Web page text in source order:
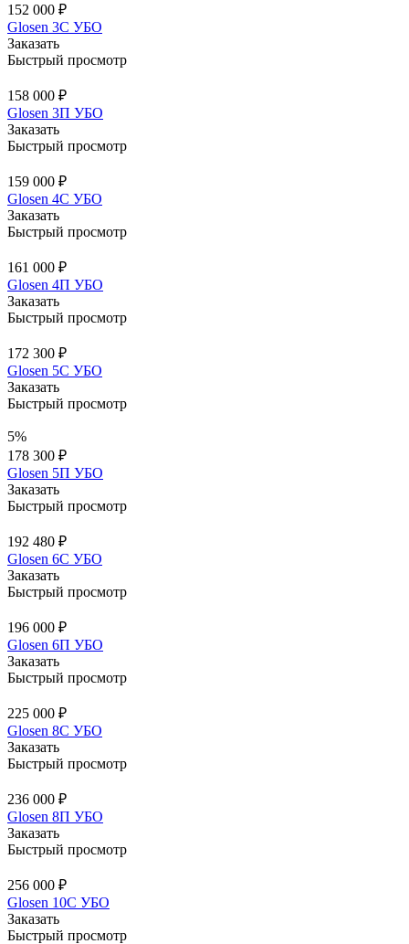
152 000 ₽
Glosen 3C УБО
Заказать
Быстрый просмотр
158 000 ₽
Glosen 3П УБО
Заказать
Быстрый просмотр
159 000 ₽
Glosen 4С УБО
Заказать
Быстрый просмотр
161 000 ₽
Glosen 4П УБО
Заказать
Быстрый просмотр
172 300 ₽
Glosen 5C УБО
Заказать
Быстрый просмотр
5%
178 300 ₽
Glosen 5П УБО
Заказать
Быстрый просмотр
192 480 ₽
Glosen 6C УБО
Заказать
Быстрый просмотр
196 000 ₽
Glosen 6П УБО
Заказать
Быстрый просмотр
225 000 ₽
Glosen 8С УБО
Заказать
Быстрый просмотр
236 000 ₽
Glosen 8П УБО
Заказать
Быстрый просмотр
256 000 ₽
Glosen 10C УБО
Заказать
Быстрый просмотр